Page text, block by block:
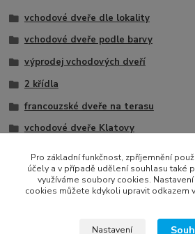
vchodové dveře dle lokality
vchodové dveře podle barvy
výprodej vchodových dveří
2 křídla
francouzské dveře na terasu
vchodové dveře Klatovy
vchodové dveře Plzeň
vchodové dveře -⁠ bílé
Pro základní funkčnost, zpříjemnění
účely a v případě udělení souhlasu také
využíváme soubory cookies.
cookies můžete kdykoli upravit odkazem
Nastavení